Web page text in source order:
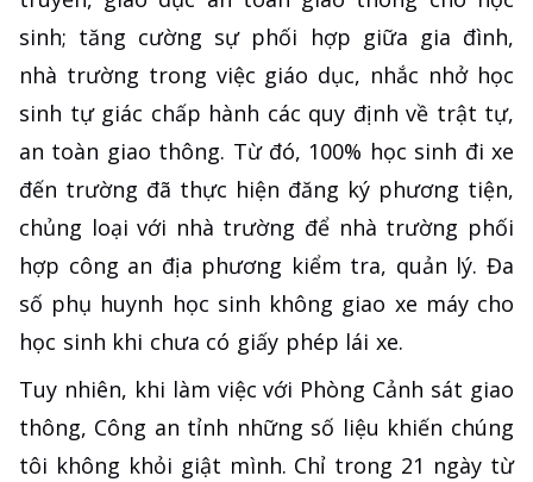
sinh; tăng cường sự phối hợp giữa gia đình,
nhà trường trong việc giáo dục, nhắc nhở học
sinh tự giác chấp hành các quy định về trật tự,
an toàn giao thông. Từ đó, 100% học sinh đi xe
đến trường đã thực hiện đăng ký phương tiện,
chủng loại với nhà trường để nhà trường phối
hợp công an địa phương kiểm tra, quản lý. Đa
số phụ huynh học sinh không giao xe máy cho
học sinh khi chưa có giấy phép lái xe.
Tuy nhiên, khi làm việc với Phòng Cảnh sát giao
thông, Công an tỉnh những số liệu khiến chúng
tôi không khỏi giật mình. Chỉ trong 21 ngày từ